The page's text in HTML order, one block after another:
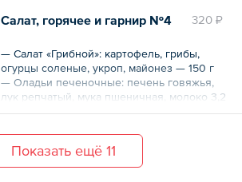
масло растительное — 80 г
растительное — 150 г
Общий вес – 380 г
320 ₽
Салат, горячее и гарнир №4
— Салат «Грибной»: картофель, грибы,
огурцы соленые, укроп, майонез — 150 г
— Оладьи печеночные: печень говяжья,
лук репчатый, мука пшеничная, молоко 3,2
%, яйцо куриное, масло растительное — 80
— Гречка отварная: крупа гречневая,
масло растительное — 117 г
Показать ещё 11